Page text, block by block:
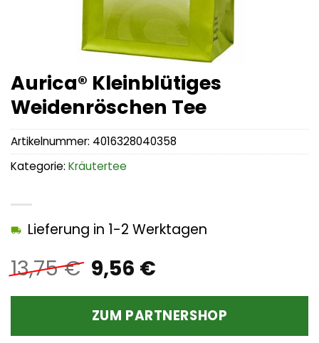
Aurica® Kleinblütiges
Weidenröschen Tee
13,75€ Ursprünglicher
Preis
war:
13,75 €
9,56 €Aktueller
ist:
9,56 €.
Lieferung in 1-2 Werktagen
ZUM PARTNERSHOP
Artikelnummer: 4016328040358
Kategorie: Kräutertee